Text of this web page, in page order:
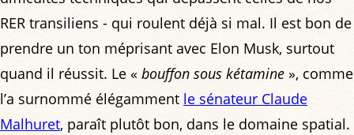
RER transiliens - qui roulent déjà si mal. Il est bon de
prendre un ton méprisant avec Elon Musk, surtout
quand il réussit. Le « bouffon sous kétamine », comme
l’a surnommé élégamment le sénateur Claude
Malhuret, paraît plutôt bon, dans le domaine spatial.